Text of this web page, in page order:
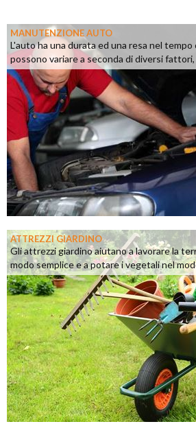
MANUTENZIONE AUTO
L'auto ha una durata ed una resa nel tempo
possono variare a seconda di diversi fattori,
ATTREZZI GIARDINO
Gli attrezzi giardino aiutano a lavorare la
modo semplice e a potare i vegetali nel